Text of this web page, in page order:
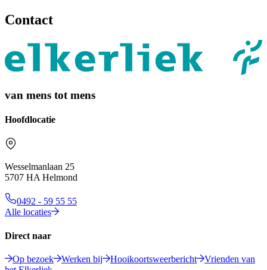
Contact
van mens tot mens
Hoofdlocatie
Wesselmanlaan 25
5707 HA Helmond
0492 - 59 55 55
Alle locaties
Direct naar
Op bezoek Werken bij Hooikoortsweerbericht
Vrienden van